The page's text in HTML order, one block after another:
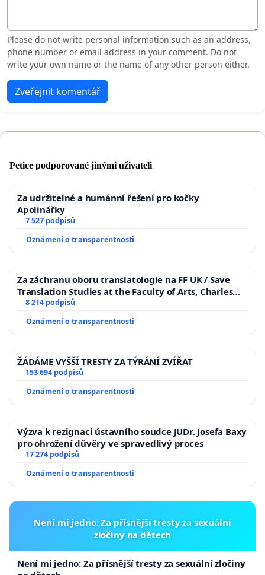
Please do not write personal information such as an address,
phone number or email address in your comment. Do not
write your own name or the name of any other person either.
Zveřejnit komentář
Petice podporované jinými uživateli
Za udržitelné a humánní řešení pro kočky
Apolinářky
7 527 podpisů
Oznámení o transparentnosti
Za záchranu oboru translatologie na FF UK / Save
Translation Studies at the Faculty of Arts, Charles
University
8 214 podpisů
Oznámení o transparentnosti
ŽÁDÁME VYŠŠÍ TRESTY ZA TÝRÁNÍ ZVÍŘAT
153 694 podpisů
Oznámení o transparentnosti
Výzva k rezignaci ústavního soudce JUDr. Josefa Baxy
pro ohrožení důvěry ve spravedlivý proces
17 274 podpisů
Oznámení o transparentnosti
Není mi jedno: Za přísnější tresty za sexuální
zločiny na dětech
Není mi jedno: Za přísnější tresty za sexuální zločiny